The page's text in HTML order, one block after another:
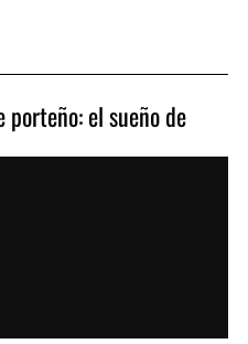
porteño: el sueño de